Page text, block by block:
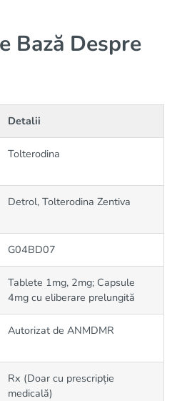
Bază Despre
Detalii
Tolterodina
Detrol, Tolterodina Zentiva
G04BD07
Tablete 1mg, 2mg; Capsule
4mg cu eliberare prelungită
Autorizat de ANMDMR
Rx (Doar cu prescripție
medicală)